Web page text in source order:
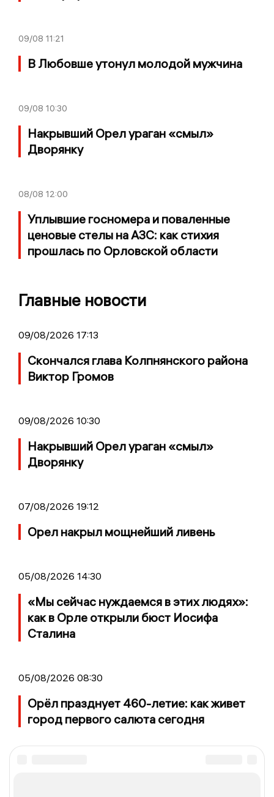
09/08 11:21
В Любовше утонул молодой мужчина
09/08 10:30
Накрывший Орел ураган «смыл»
Дворянку
08/08 12:00
Уплывшие госномера и поваленные
ценовые стелы на АЗС: как стихия
прошлась по Орловской области
Главные новости
09/08/2026 17:13
Скончался глава Колпнянского района
Виктор Громов
09/08/2026 10:30
Накрывший Орел ураган «смыл»
Дворянку
07/08/2026 19:12
Орел накрыл мощнейший ливень
05/08/2026 14:30
«Мы сейчас нуждаемся в этих людях»:
как в Орле открыли бюст Иосифа
Сталина
05/08/2026 08:30
Орёл празднует 460-летие: как живет
город первого салюта сегодня